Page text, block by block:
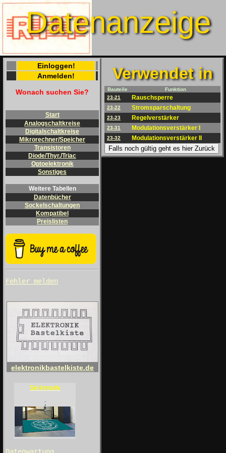
Datenanzeige
Einloggen!
Anmelden!
Wonach suchen Sie?
Start
Analogschaltkreise
Digitalschaltkreise
Mikrorechner/Speicher
Transistoren
Diode/Thyr./Triac
Optoelektronik
Sonstiges
Weitere Tabellen
Datenbücher
Sockelschaltungen
Kompatibel
Preislisten
Fehler melden
elektronikbastelkiste.de
Sei kreativ
;
Verwendet in
Bauteile
Funktion
23-21
Rauschsperre
23-22 Stromsparschaltung
23-23 Regelverstärker
23-31 Modulationsverstärker I
23-32 Modulationsverstärker II
Falls noch gültig geht es hier Zurück